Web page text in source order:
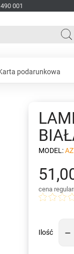
001
podarunkowa
MODEL:
cena
Ilość